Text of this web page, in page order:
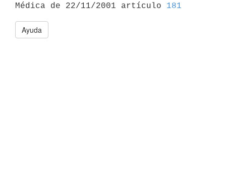
Médica de 22/11/2001 artículo 181
Ayuda